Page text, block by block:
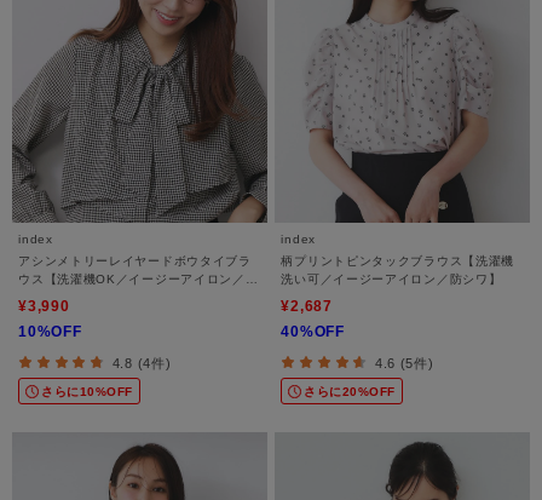
index
アシンメトリーレイヤードボウタイブラ
ウス【洗濯機OK／イージーアイロン／防
シワ】《XS～3L》
¥3,990
10%OFF
4.8 (4件)
さらに10%OFF
index
柄プリントピンタックブラウス【洗濯機
洗い可／イージーアイロン／防シワ】
¥2,687
40%OFF
4.6 (5件)
さらに20%OFF